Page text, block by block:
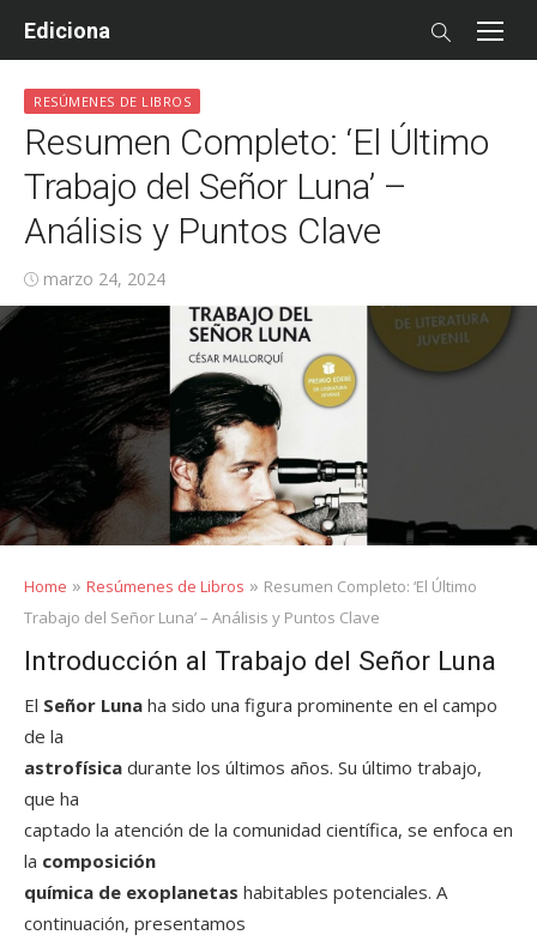
Ediciona
RESÚMENES DE LIBROS
Resumen Completo: ‘El Último
Trabajo del Señor Luna’ –
Análisis y Puntos Clave
Posted
on
marzo 24, 2024
Home » Resúmenes de Libros » Resumen Completo: ‘El Último
Trabajo del Señor Luna’ – Análisis y Puntos Clave
Introducción al Trabajo del Señor Luna
El Señor Luna ha sido una figura prominente en el campo
de la
astrofísica durante los últimos años. Su último trabajo,
que ha
captado la atención de la comunidad científica, se enfoca en
la composición
química de exoplanetas habitables potenciales. A
continuación, presentamos